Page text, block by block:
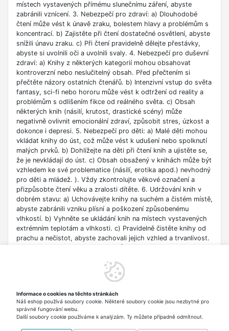
místech vystavených přímému slunečnímu záření, abyste
zabránili vznícení. 3. Nebezpečí pro zdraví: a) Dlouhodobé
čtení může vést k únavě zraku, bolestem hlavy a problémům s
koncentrací. b) Zajistěte při čtení dostatečné osvětlení, abyste
snížili únavu zraku. c) Při čtení pravidelně dělejte přestávky,
abyste si uvolnili oči a uvolnili svaly. 4. Nebezpečí pro duševní
zdraví: a) Knihy z některých kategorií mohou obsahovat
kontroverzní nebo neslučitelný obsah. Před přečtením si
přečtěte názory ostatních čtenářů. b) Intenzivní vstup do světa
fantasy, sci-fi nebo hororu může vést k odtržení od reality a
problémům s odlišením fikce od reálného světa. c) Obsah
některých knih (násilí, krutost, drastické scény) může
negativně ovlivnit emocionální zdraví, způsobit stres, úzkost a
dokonce i depresi. 5. Nebezpečí pro děti: a) Malé děti mohou
vkládat knihy do úst, což může vést k udušení nebo spolknutí
malých prvků. b) Dohlížejte na děti při čtení knih a ujistěte se,
že je nevkládají do úst. c) Obsah obsažený v knihách může být
vzhledem ke své problematice (násilí, erotika apod.) nevhodný
pro děti a mládež. ). Vždy zkontrolujte věkové označení a
přizpůsobte čtení věku a zralosti dítěte. 6. Udržování knih v
dobrém stavu: a) Uchovávejte knihy na suchém a čistém místě,
abyste zabránili vzniku plísní a poškození způsobenému
vlhkostí. b) Vyhněte se ukládání knih na místech vystavených
extrémním teplotám a vlhkosti. c) Pravidelně čistěte knihy od
prachu a nečistot, abyste zachovali jejich vzhled a trvanlivost.
vzdělávací nebo profesní účely. b) Věnujte pozornost datu
vydání, protože znalosti v některých oblastech se rychle
zdrojů uvedených v knize buďte opatrní a dodržujte pravidla
bezpečnosti na síti. 8. Autorská práva: a) Dodržujte autorská
práva obsahu zpřístupněného v knize.
Informace o cookies na těchto stránkách
Náš eshop používá soubory cookie. Některé soubory cookie jsou nezbytné pro
správné fungování webu.
Další soubory cookie používáme k analýzám. Ty můžete případně odmítnout.